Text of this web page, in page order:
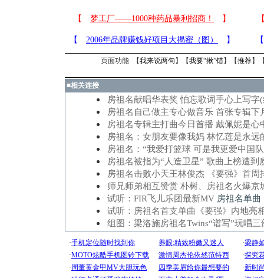
页面功能 【我来说两句 】【我要“揪”错】【推荐】
■相关连接
房祖名献唱华表奖 怕忘歌词手心上写字
房祖名自己做主专心做音乐 首张专辑下
房祖名专辑主打曲今日首播 戴佩妮是心
房祖名：女朋友要像我妈 林忆莲是永远
房祖名：“我爱打篮球 可是我更爱中国
房祖名被指为“人造卫星” 歌曲上榜遭到
房祖名击败小天王林俊杰 《要强》首周
师兄师弟相互赞赏 朴树、房祖名火爆京
试听：FIR飞儿乐团最新MV 房祖名单曲
试听：房祖名首支单曲《要强》内地亮
组图：梁洛施房祖名Twins“谱写”玩唱三